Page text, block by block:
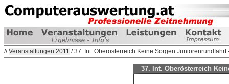
//Veranstaltungen 2011 / 37. Int. Oberösterreich Keine Sorgen Juniorenrundfahrt
37. Int. Oberösterreich